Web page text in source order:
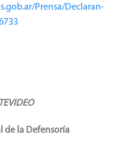
Prensa/Declaran-
de la Defensoría